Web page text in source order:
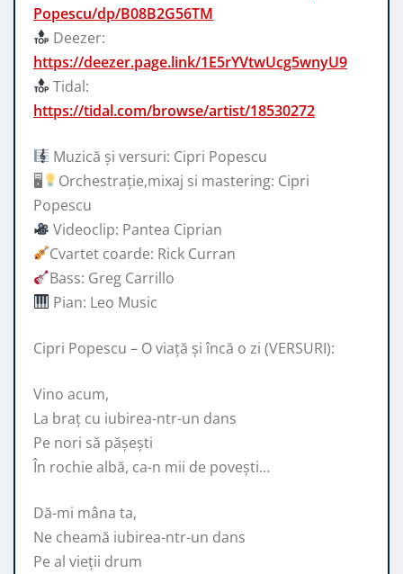
Popescu/dp/B08B2G56TM
Deezer:
https://deezer.page.link/1E5rYVtwUcg5wnyU9
Tidal:
https://tidal.com/browse/artist/18530272
Muzică și versuri: Cipri Popescu
🖥
Orchestrație,mixaj si mastering: Cipri
Popescu
Videoclip: Pantea Ciprian
Cvartet coarde: Rick Curran
Bass: Greg Carrillo
Pian: Leo Music
Cipri Popescu – O viață și încă o zi (VERSURI):
Vino acum,
La braț cu iubirea-ntr-un dans
Pe nori să pășești
În rochie albă, ca-n mii de povești…
Dă-mi mâna ta,
Ne cheamă iubirea-ntr-un dans
Pe al vieții drum